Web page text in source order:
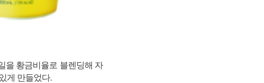
을 황금비율로 블렌딩해 자
게 만들었다.